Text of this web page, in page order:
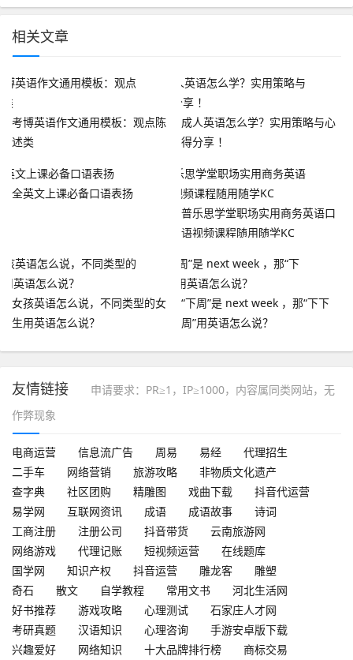
相关文章
考博英语作文通用模板：观点陈
述类
成人英语怎么学？实用策略与心
得分享 ！
全英文上课必备口语表扬
普乐思学堂职场实用商务英语口
语视频课程随用随学KC
女孩英语怎么说，不同类型的女
生用英语怎么说？
“下周”是 next week ，那“下下
周”用英语怎么说？
友情链接
申请要求：PR≥1，IP≥1000，内容属同类网站，无
作弊现象
电商运营 信息流广告 周易 易经
代理招生
二手车
网络营销 旅游攻略
非物质文化遗产
查字典
社区团购 精雕图 戏曲下载
抖音代运营
易学网
互联网资讯 成语 成语故事
诗词
工商注册
注册公司 抖音带货
云南旅游网
网络游戏
代理记账 短视频运营
在线题库
国学网
知识产权 抖音运营 雕龙客
雕塑
奇石
散文 自学教程 常用文书
河北生活网
好书推荐
游戏攻略 心理测试
石家庄人才网
考研真题
汉语知识 心理咨询
手游安卓版下载
兴趣爱好
网络知识 十大品牌排行榜
商标交易